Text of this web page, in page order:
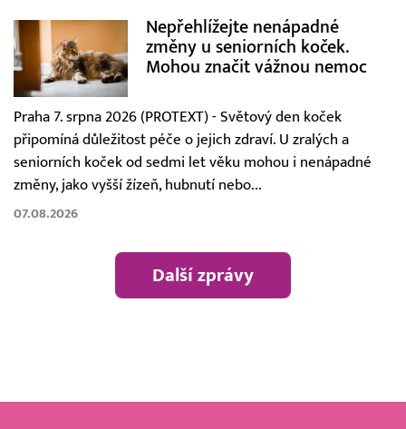
Nepřehlížejte nenápadné
změny u seniorních koček.
Mohou značit vážnou nemoc
Praha 7. srpna 2026 (PROTEXT) - Světový den koček
připomíná důležitost péče o jejich zdraví. U zralých a
seniorních koček od sedmi let věku mohou i nenápadné
změny, jako vyšší žízeň, hubnutí nebo...
07.08.2026
Další zprávy